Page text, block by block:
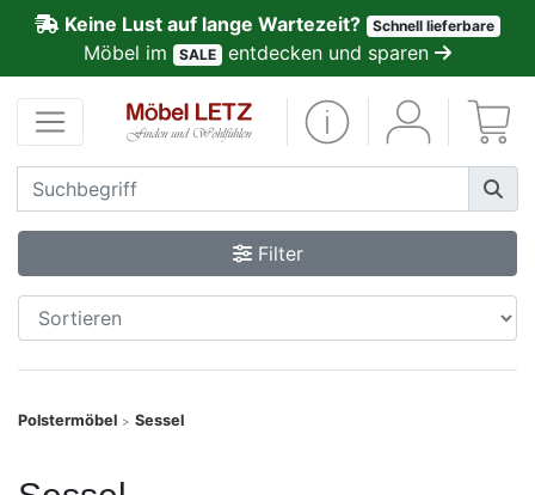
Keine Lust auf lange Wartezeit? Schnell lieferbare
Möbel im SALE entdecken und sparen
Filter
Polstermöbel > Sessel
Kundenmeinungen
Anmelden
PREMIUM
Schnell
lieferbar
SALE